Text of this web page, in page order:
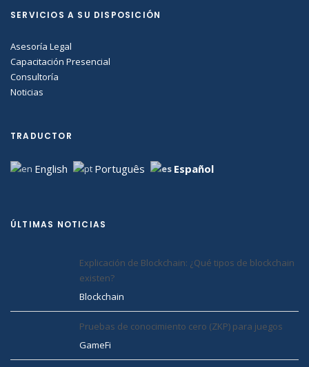
SERVICIOS A SU DISPOSICIÓN
Asesoría Legal
Capacitación Presencial
Consultoría
Noticias
TRADUCTOR
English Português Español
ÚLTIMAS NOTICIAS
Explicación de Blockchain: ¿Qué tipos de blockchain
existen?
Blockchain
Pruebas de conocimiento cero (ZKP) para juegos
GameFi